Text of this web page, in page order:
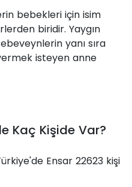
bebekleri için isim
biridir. Yaygın
yanı sıra
isteyen anne
Kaç Kişide Var?
Ensar 22623 kişi